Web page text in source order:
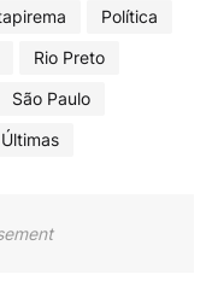
Política
Rio Preto
São Paulo
Últimas